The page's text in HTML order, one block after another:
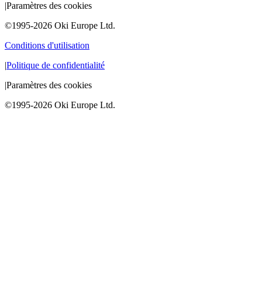
|Paramètres des cookies
©1995-2026 Oki Europe Ltd.
Conditions d'utilisation
|Politique de confidentialité
|Paramètres des cookies
©1995-2026 Oki Europe Ltd.